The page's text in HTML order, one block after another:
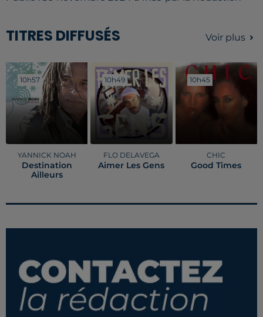
TITRES DIFFUSÉS Voir plus
10h57
10h57
YANNICK NOAH
Destination
Ailleurs
10h49
10h49
FLO DELAVEGA
Aimer Les Gens
10h45
10h45
CHIC
Good Times